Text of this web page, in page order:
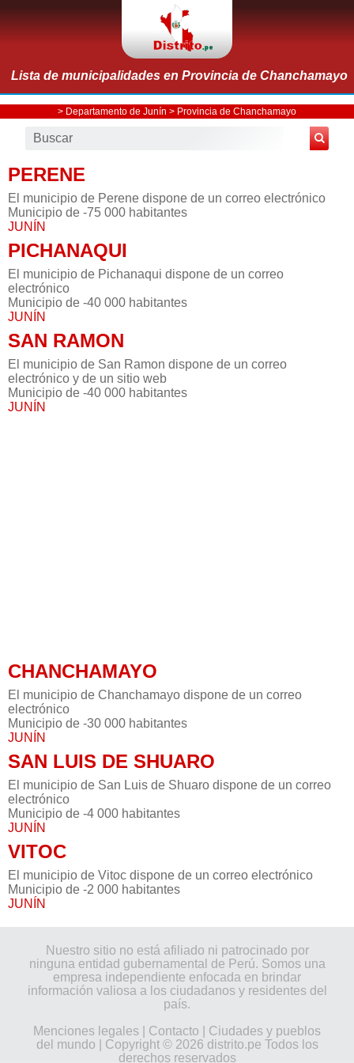
Lista de municipalidades en Provincia de Chanchamayo
> Departamento de Junín > Provincia de Chanchamayo
PERENE
El municipio de Perene dispone de un correo electrónico
Municipio de -75 000 habitantes
JUNÍN
PICHANAQUI
El municipio de Pichanaqui dispone de un correo
electrónico
Municipio de -40 000 habitantes
JUNÍN
SAN RAMON
El municipio de San Ramon dispone de un correo
electrónico y de un sitio web
Municipio de -40 000 habitantes
JUNÍN
CHANCHAMAYO
El municipio de Chanchamayo dispone de un correo
electrónico
Municipio de -30 000 habitantes
JUNÍN
SAN LUIS DE SHUARO
El municipio de San Luis de Shuaro dispone de un correo
electrónico
Municipio de -4 000 habitantes
JUNÍN
VITOC
El municipio de Vitoc dispone de un correo electrónico
Municipio de -2 000 habitantes
JUNÍN
Nuestro sitio no está afiliado ni patrocinado por
ninguna entidad gubernamental de Perú. Somos una
empresa independiente enfocada en brindar
información valiosa a los ciudadanos y residentes del
país.
Menciones legales
Contacto
Ciudades y pueblos
del mundo | Copyright © 2026 distrito.pe Todos los
derechos reservados